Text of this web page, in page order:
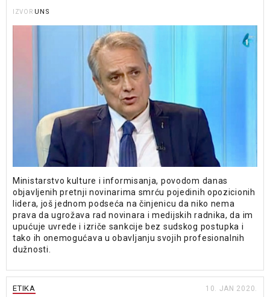
IZVOR UNS
Ministarstvo kulture i informisanja, povodom danas
objavljenih pretnji novinarima smrću pojedinih opozicionih
lidera, još jednom podseća na činjenicu da niko nema
prava da ugrožava rad novinara i medijskih radnika, da im
upućuje uvrede i izriče sankcije bez sudskog postupka i
tako ih onemogućava u obavljanju svojih profesionalnih
dužnosti.
ETIKA 10. JAN 2020.